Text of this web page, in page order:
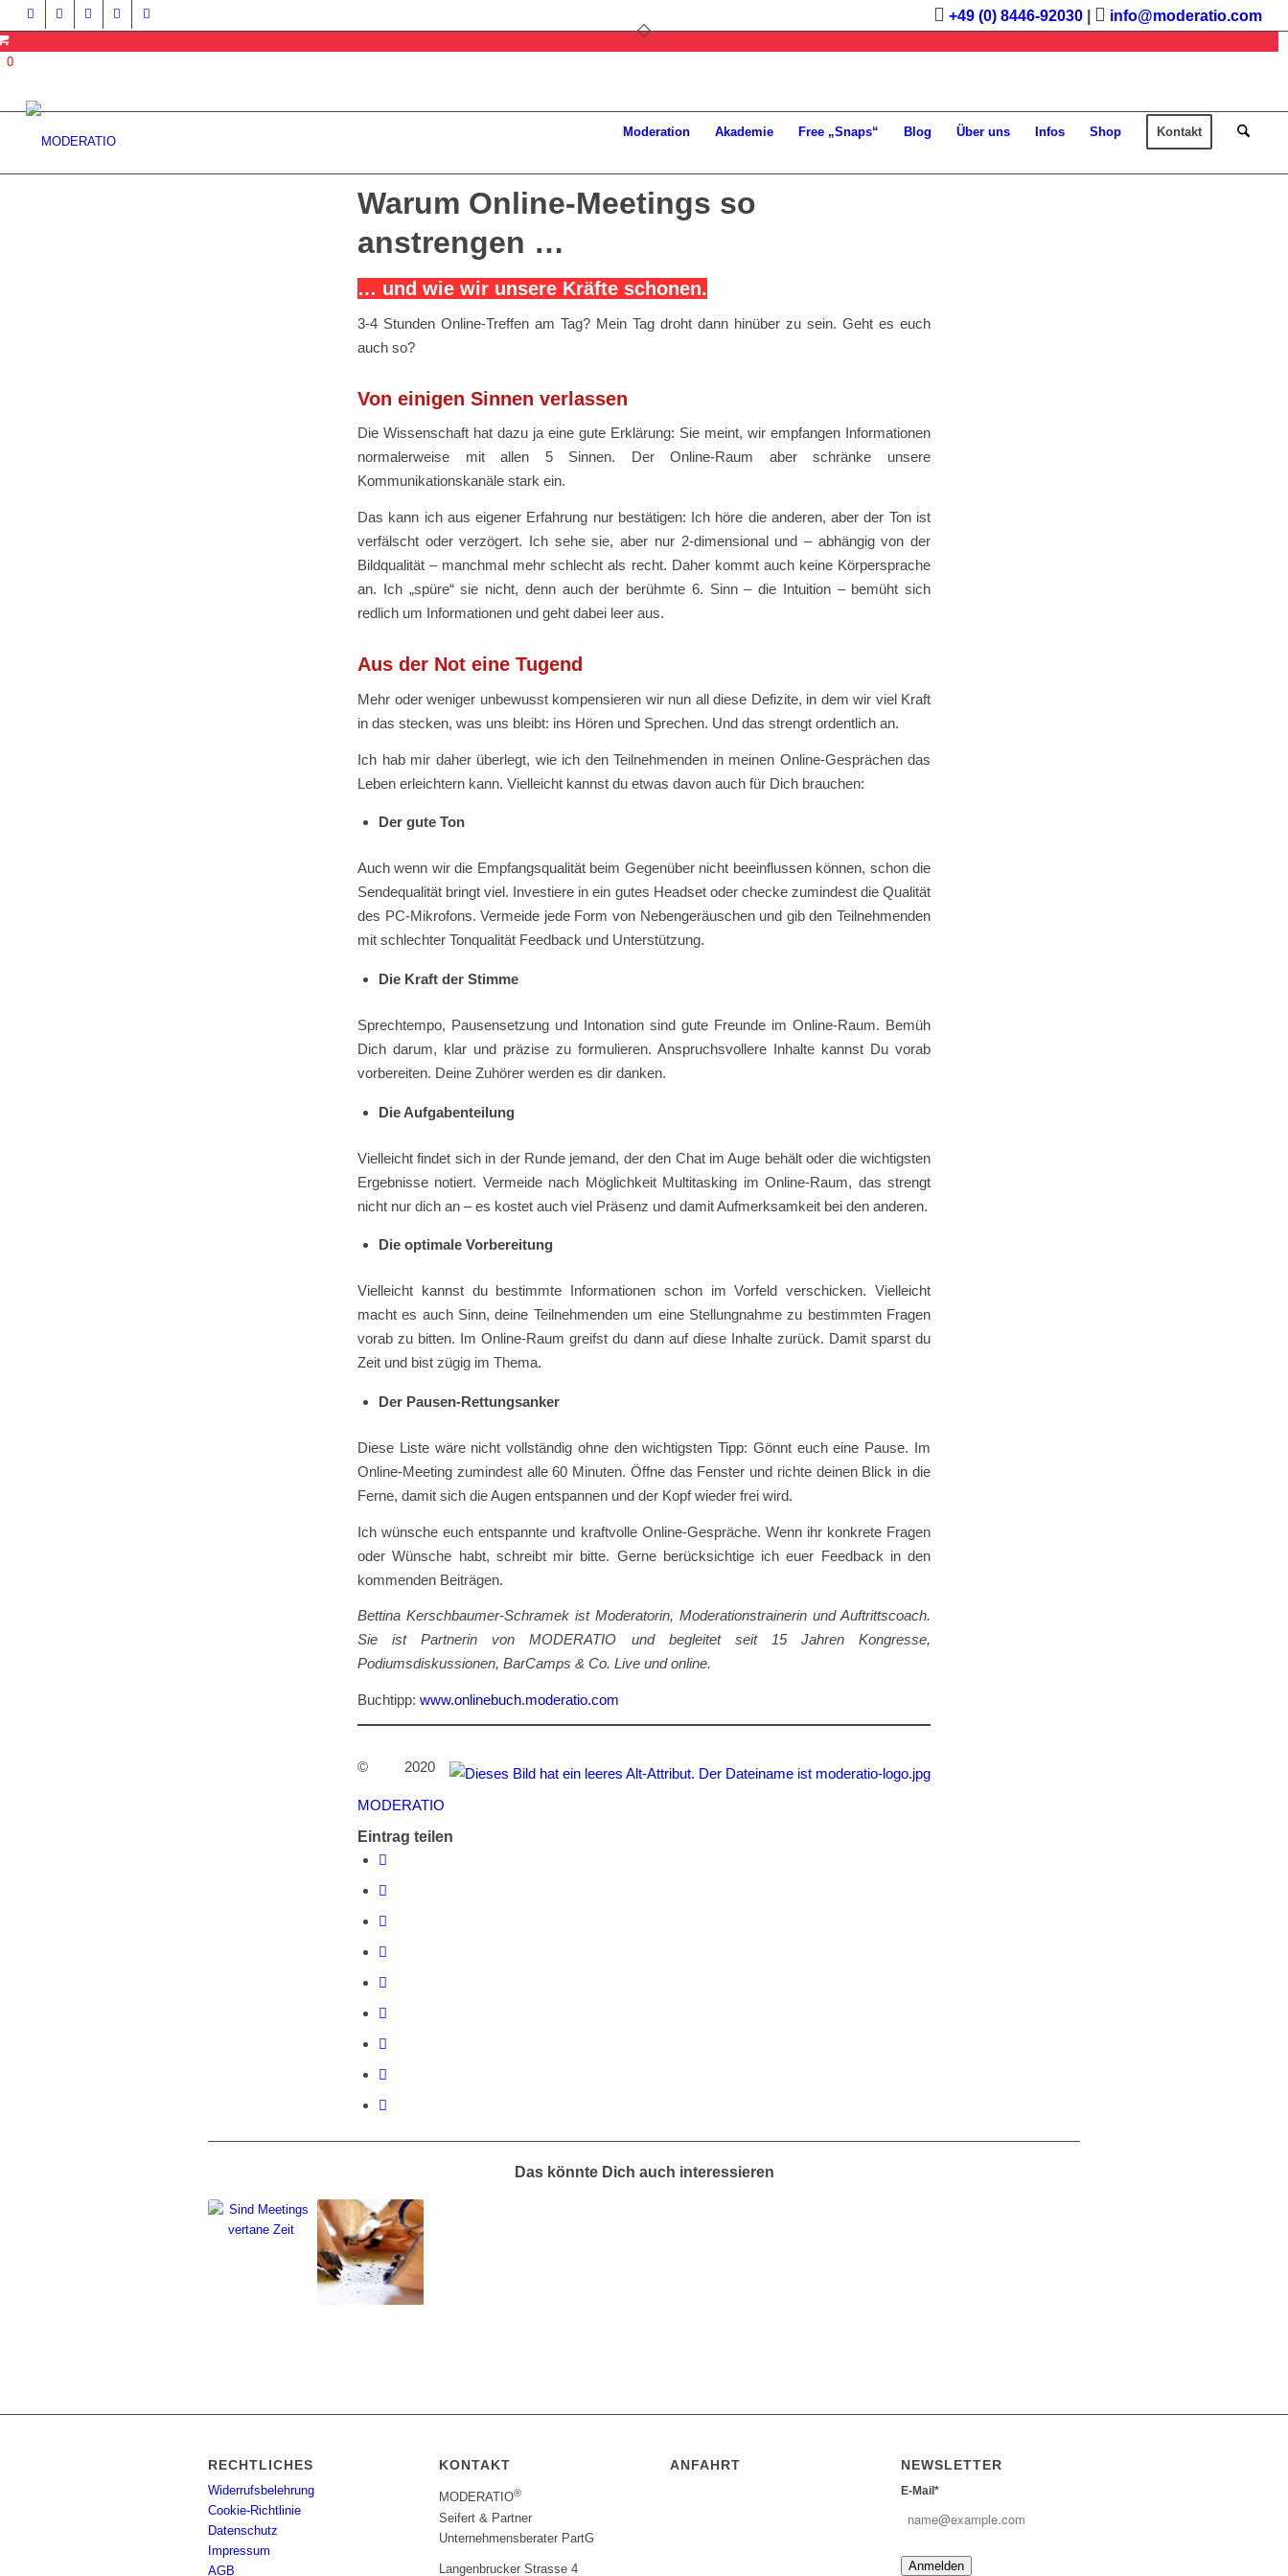
+49 (0) 8446-92030 info@moderatio.com
0
Moderation Akademie Free „Snaps“ Blog Über uns Infos Shop Kontakt
Warum Online-Meetings so
anstrengen …
… und wie wir unsere Kräfte schonen.
3-4 Stunden Online-Treffen am Tag? Mein Tag droht dann hinüber zu sein. Geht es euch
auch so?
Von einigen Sinnen verlassen
Die Wissenschaft hat dazu ja eine gute Erklärung: Sie meint, wir empfangen Informationen
normalerweise mit allen 5 Sinnen. Der Online-Raum aber schränke unsere
Kommunikationskanäle stark ein.
Das kann ich aus eigener Erfahrung nur bestätigen: Ich höre die anderen, aber der Ton ist
verfälscht oder verzögert. Ich sehe sie, aber nur 2-dimensional und – abhängig von der
Bildqualität – manchmal mehr schlecht als recht. Daher kommt auch keine Körpersprache
an. Ich „spüre“ sie nicht, denn auch der berühmte 6. Sinn – die Intuition – bemüht sich
redlich um Informationen und geht dabei leer aus.
Aus der Not eine Tugend
Mehr oder weniger unbewusst kompensieren wir nun all diese Defizite, in dem wir viel Kraft
in das stecken, was uns bleibt: ins Hören und Sprechen. Und das strengt ordentlich an.
Ich hab mir daher überlegt, wie ich den Teilnehmenden in meinen Online-Gesprächen das
Leben erleichtern kann. Vielleicht kannst du etwas davon auch für Dich brauchen:
Der gute Ton
Auch wenn wir die Empfangsqualität beim Gegenüber nicht beeinflussen können, schon die
Sendequalität bringt viel. Investiere in ein gutes Headset oder checke zumindest die Qualität
des PC-Mikrofons. Vermeide jede Form von Nebengeräuschen und gib den Teilnehmenden
mit schlechter Tonqualität Feedback und Unterstützung.
Die Kraft der Stimme
Sprechtempo, Pausensetzung und Intonation sind gute Freunde im Online-Raum. Bemüh
Dich darum, klar und präzise zu formulieren. Anspruchsvollere Inhalte kannst Du vorab
vorbereiten. Deine Zuhörer werden es dir danken.
Die Aufgabenteilung
Vielleicht findet sich in der Runde jemand, der den Chat im Auge behält oder die wichtigsten
Ergebnisse notiert. Vermeide nach Möglichkeit Multitasking im Online-Raum, das strengt
nicht nur dich an – es kostet auch viel Präsenz und damit Aufmerksamkeit bei den anderen.
Die optimale Vorbereitung
Vielleicht kannst du bestimmte Informationen schon im Vorfeld verschicken. Vielleicht
macht es auch Sinn, deine Teilnehmenden um eine Stellungnahme zu bestimmten Fragen
vorab zu bitten. Im Online-Raum greifst du dann auf diese Inhalte zurück. Damit sparst du
Zeit und bist zügig im Thema.
Der Pausen-Rettungsanker
Diese Liste wäre nicht vollständig ohne den wichtigsten Tipp: Gönnt euch eine Pause. Im
Online-Meeting zumindest alle 60 Minuten. Öffne das Fenster und richte deinen Blick in die
Ferne, damit sich die Augen entspannen und der Kopf wieder frei wird.
Ich wünsche euch entspannte und kraftvolle Online-Gespräche. Wenn ihr konkrete Fragen
oder Wünsche habt, schreibt mir bitte. Gerne berücksichtige ich euer Feedback in den
kommenden Beiträgen.
Bettina Kerschbaumer-Schramek ist Moderatorin, Moderationstrainerin und Auftrittscoach.
Sie ist Partnerin von MODERATIO und begleitet seit 15 Jahren Kongresse,
Podiumsdiskussionen, BarCamps & Co. Live und online.
Buchtipp: www.onlinebuch.moderatio.com
© 2020
MODERATIO
Eintrag teilen
Das könnte Dich auch interessieren
RECHTLICHES
Widerrufsbelehrung
Cookie-Richtlinie
Datenschutz
Impressum
AGB
KONTAKT
MODERATIO®
Seifert & Partner
Unternehmensberater PartG
Langenbrucker Strasse 4
ANFAHRT NEWSLETTER
E-Mail*
Anmelden